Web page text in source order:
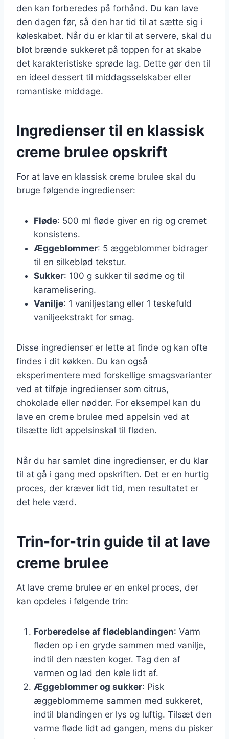
den kan forberedes på forhånd. Du kan lave
den dagen før, så den har tid til at sætte sig i
køleskabet. Når du er klar til at servere, skal du
blot brænde sukkeret på toppen for at skabe
det karakteristiske sprøde lag. Dette gør den til
en ideel dessert til middagsselskaber eller
romantiske middage.
Ingredienser til en klassisk
creme brulee opskrift
For at lave en klassisk creme brulee skal du
bruge følgende ingredienser:
Fløde: 500 ml fløde giver en rig og cremet
konsistens.
Æggeblommer: 5 æggeblommer bidrager
til en silkeblød tekstur.
Sukker: 100 g sukker til sødme og til
karamelisering.
Vanilje: 1 vaniljestang eller 1 teskefuld
vaniljeekstrakt for smag.
Disse ingredienser er lette at finde og kan ofte
findes i dit køkken. Du kan også
eksperimentere med forskellige smagsvarianter
ved at tilføje ingredienser som citrus,
chokolade eller nødder. For eksempel kan du
lave en creme brulee med appelsin ved at
tilsætte lidt appelsinskal til fløden.
Når du har samlet dine ingredienser, er du klar
til at gå i gang med opskriften. Det er en hurtig
proces, der kræver lidt tid, men resultatet er
det hele værd.
Trin-for-trin guide til at lave
creme brulee
At lave creme brulee er en enkel proces, der
kan opdeles i følgende trin:
Forberedelse af flødeblandingen: Varm
fløden op i en gryde sammen med vanilje,
indtil den næsten koger. Tag den af
varmen og lad den køle lidt af.
Æggeblommer og sukker: Pisk
æggeblommerne sammen med sukkeret,
indtil blandingen er lys og luftig. Tilsæt den
varme fløde lidt ad gangen, mens du pisker